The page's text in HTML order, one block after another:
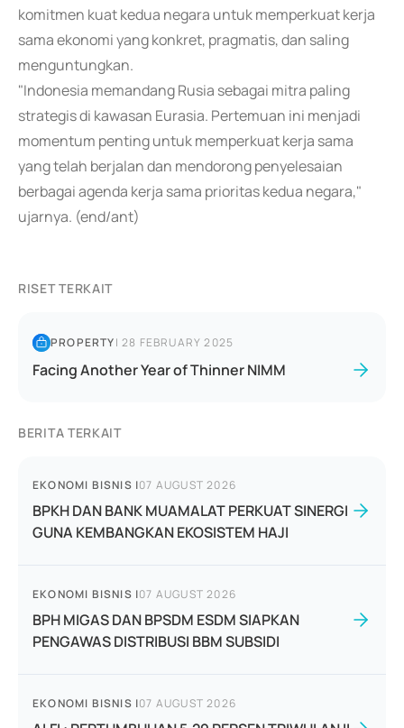
komitmen kuat kedua negara untuk memperkuat kerja
sama ekonomi yang konkret, pragmatis, dan saling
menguntungkan.
"Indonesia memandang Rusia sebagai mitra paling
strategis di kawasan Eurasia. Pertemuan ini menjadi
momentum penting untuk memperkuat kerja sama
yang telah berjalan dan mendorong penyelesaian
berbagai agenda kerja sama prioritas kedua negara,"
ujarnya. (end/ant)
RISET TERKAIT
PROPERTY|28 FEBRUARY 2025
Facing Another Year of Thinner NIMM
BERITA TERKAIT
EKONOMI BISNIS |07 AUGUST 2026
BPKH DAN BANK MUAMALAT PERKUAT SINERGI
GUNA KEMBANGKAN EKOSISTEM HAJI
EKONOMI BISNIS |07 AUGUST 2026
BPH MIGAS DAN BPSDM ESDM SIAPKAN
PENGAWAS DISTRIBUSI BBM SUBSIDI
EKONOMI BISNIS |07 AUGUST 2026